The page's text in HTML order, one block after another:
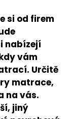
si od firem
nabízejí
vám
Určitě
matrace,
na vás.
jiný